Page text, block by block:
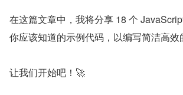
在这篇文章中，我将分享 18 个
你应该知道的示例代码，以编写简洁高效
让我们开始吧！🚀